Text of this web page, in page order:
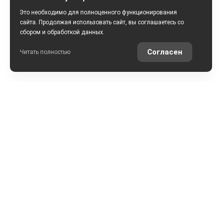
Это необходимо для полноценного функционирования
сайта. Продолжая использовать сайт, вы соглашаетесь со
сбором и обработкой данных.
Читать полностью Согласен